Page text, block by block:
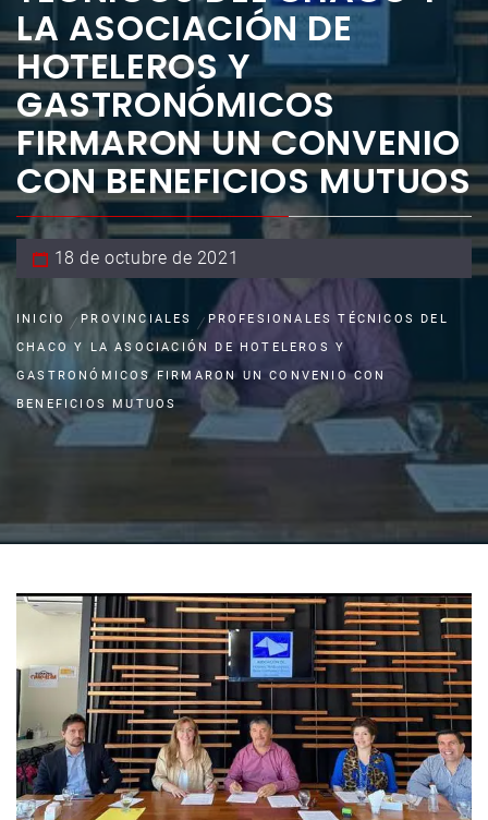
LA ASOCIACIÓN DE
HOTELEROS Y
GASTRONÓMICOS
FIRMARON UN CONVENIO
CON BENEFICIOS MUTUOS
18 de octubre de 2021
INICIO PROVINCIALES
PROFESIONALES TÉCNICOS DEL
CHACO Y LA ASOCIACIÓN DE HOTELEROS Y
GASTRONÓMICOS FIRMARON UN CONVENIO CON
BENEFICIOS MUTUOS